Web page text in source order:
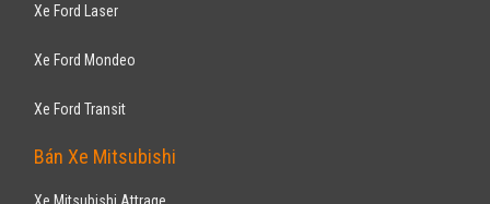
Xe Ford Laser
Xe Ford Mondeo
Xe Ford Transit
Bán Xe Mitsubishi